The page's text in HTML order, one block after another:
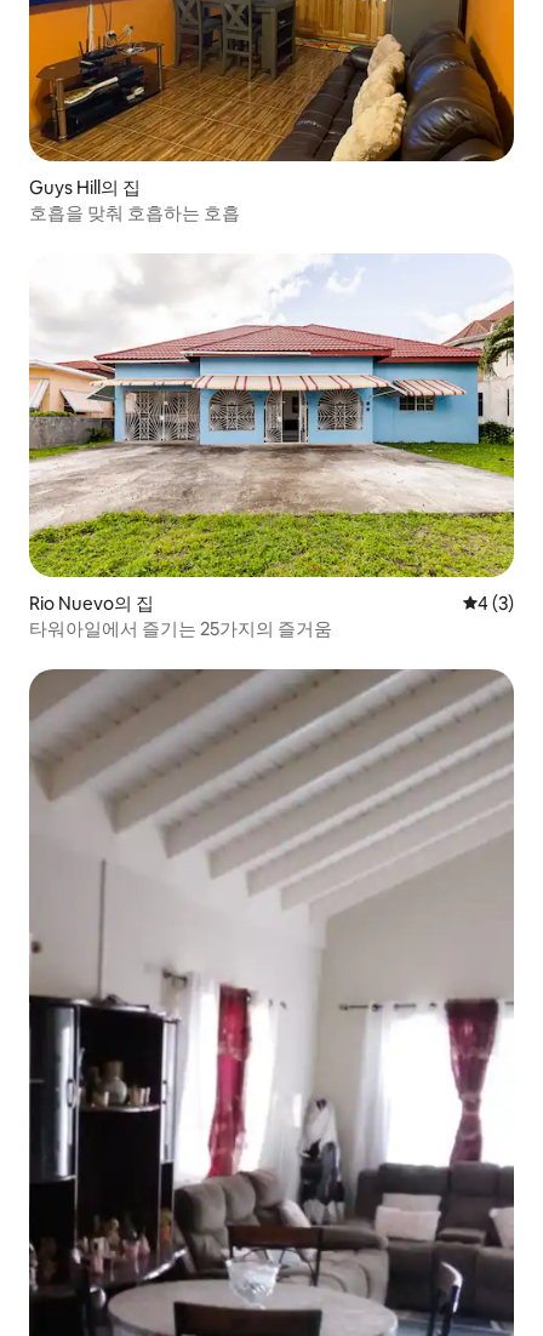
Guys Hill의 집
호흡을 맞춰 호흡하는 호흡
Rio Nuevo의 집 평점 4점
4 (3)
타워아일에서 즐기는 25가지의 즐거움